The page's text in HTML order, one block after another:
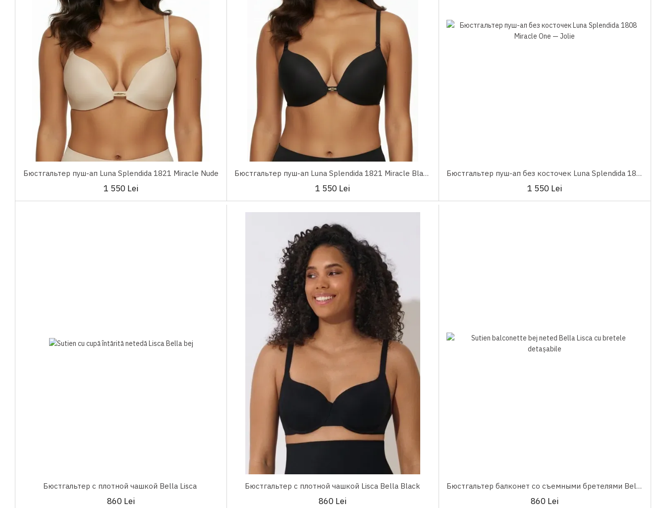
Бюстгальтер пуш-ап Luna Splendida 1821 Miracle Nude
1 550 Lei
Бюстгальтер пуш-ап Luna Splendida 1821 Miracle Black
1 550 Lei
Бюстгальтер пуш-ап без косточек Luna Splendida 1808 Miracle One
1 550 Lei
Бюстгальтер с плотной чашкой Bella Lisca
860 Lei
Бюстгальтер с плотной чашкой Lisca Bella Black
860 Lei
Бюстгальтер балконет со съемными бретелями Bella Lisca
860 Lei